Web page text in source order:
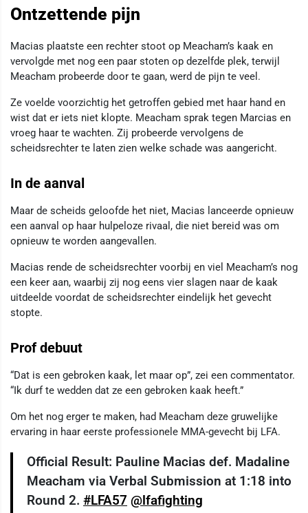
Ontzettende pijn
Macias plaatste een rechter stoot op Meacham’s kaak en
vervolgde met nog een paar stoten op dezelfde plek, terwijl
Meacham probeerde door te gaan, werd de pijn te veel.
Ze voelde voorzichtig het getroffen gebied met haar hand en
wist dat er iets niet klopte. Meacham sprak tegen Marcias en
vroeg haar te wachten. Zij probeerde vervolgens de
scheidsrechter te laten zien welke schade was aangericht.
In de aanval
Maar de scheids geloofde het niet, Macias lanceerde opnieuw
een aanval op haar hulpeloze rivaal, die niet bereid was om
opnieuw te worden aangevallen.
Macias rende de scheidsrechter voorbij en viel Meacham’s nog
een keer aan, waarbij zij nog eens vier slagen naar de kaak
uitdeelde voordat de scheidsrechter eindelijk het gevecht
stopte.
Prof debuut
“Dat is een gebroken kaak, let maar op”, zei een commentator.
“Ik durf te wedden dat ze een gebroken kaak heeft.”
Om het nog erger te maken, had Meacham deze gruwelijke
ervaring in haar eerste professionele MMA-gevecht bij LFA.
Official Result: Pauline Macias def. Madaline
Meacham via Verbal Submission at 1:18 into
Round 2. #LFA57 @lfafighting